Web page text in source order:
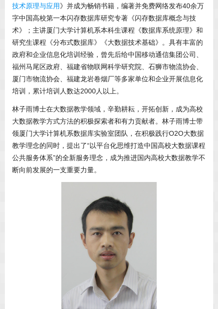
技术原理与应用》并成为畅销书籍，编著并免费网络发布40余万
字中国高校第一本闪存数据库研究专著《闪存数据库概念与技
术》；主讲厦门大学计算机系本科生课程《数据库系统原理》和
研究生课程《分布式数据库》《大数据技术基础》。具有丰富的
政府和企业信息化培训经验，曾先后给中国移动通信集团公司、
福州马尾区政府、福建省物联网科学研究院、石狮市物流协会、
厦门市物流协会、福建龙岩卷烟厂等多家单位和企业开展信息化
培训，累计培训人数达2000人以上。
林子雨博士在大数据教学领域，辛勤耕耘，开拓创新，成为高校
大数据教学方式方法的积极探索者和有力贡献者。林子雨博士带
领厦门大学计算机系数据库实验室团队，在积极践行O2O大数据
教学理念的同时，提出了“以平台化思维打造中国高校大数据课程
公共服务体系”的全新服务理念，成为推进国内高校大数据教学不
断向前发展的一支重要力量。